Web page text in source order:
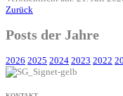
Zurück
Posts der Jahre
2026 2025 2024 2023 2022